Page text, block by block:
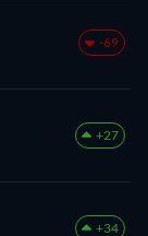
-69
+27
+34